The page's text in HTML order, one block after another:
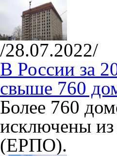
/28.07.2022/
В России за
свыше 760
Более 760
исключены из
(ЕРПО).